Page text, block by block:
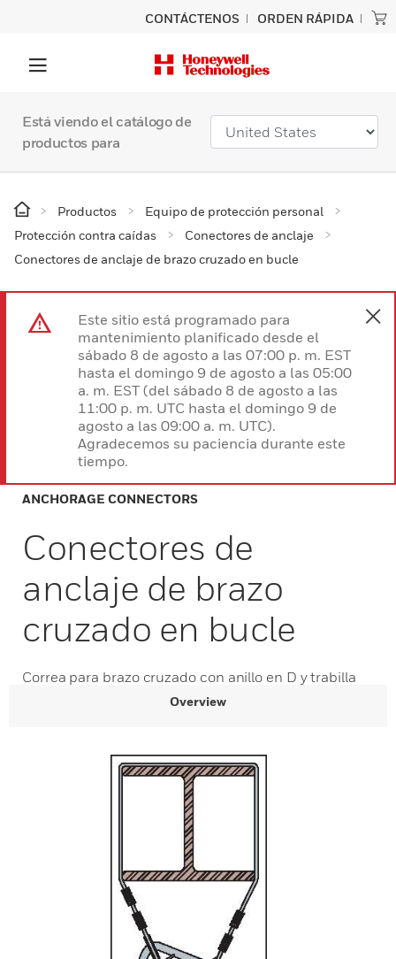
CONTÁCTENOS ORDEN RÁPIDA
Está viendo el catálogo de
productos para
Productos
Equipo de protección personal
Protección contra caídas
Conectores de anclaje
Conectores de anclaje de brazo cruzado en bucle
Este sitio está programado para
mantenimiento planificado desde el
sábado 8 de agosto a las 07:00 p. m. EST
hasta el domingo 9 de agosto a las 05:00
a. m. EST (del sábado 8 de agosto a las
11:00 p. m. UTC hasta el domingo 9 de
agosto a las 09:00 a. m. UTC).
Agradecemos su paciencia durante este
tiempo.
ANCHORAGE CONNECTORS
Conectores de
anclaje de brazo
cruzado en bucle
Correa para brazo cruzado con anillo en D y trabilla
Overview